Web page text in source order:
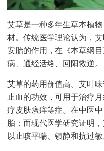
艾草是一种多年生草本植
材。传统医学理论认为，艾
安胎的作用，在《本草纲
病、通经活络、回阳救逆。
艾草的药用价值高。艾叶
止血的功效，可用于治疗
疗皮肤瘙痒等症。在中医
胎；而现代医学研究证明
以止咳平喘、镇静和抗过敏